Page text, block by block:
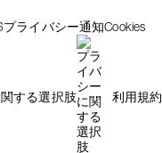
プライバシー通知Cookies
する選択肢 利用規約